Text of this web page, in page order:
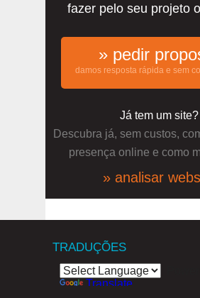
fazer pelo seu projeto
» pedir
damos resposta rápida e sem
Já tem um site?
Descubra já, sem custos,
presença online e como
» analisar
TRADUÇÕES
Translate